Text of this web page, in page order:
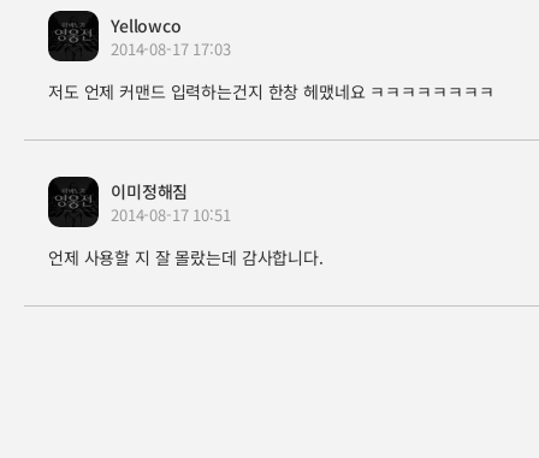
Yellowco
2014-08-17 17:03
저도 언제 커맨드 입력하는건지 한창 헤맸네요 ㅋㅋㅋㅋㅋㅋㅋㅋ
이미정해짐
2014-08-17 10:51
언제 사용할 지 잘 몰랐는데 감사합니다.